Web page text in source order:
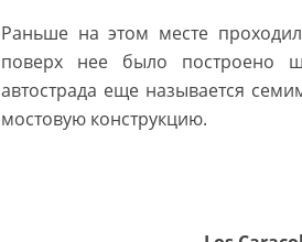
Раньше на этом месте
поверх нее было построено
автострада еще называется
мостовую конструкцию.